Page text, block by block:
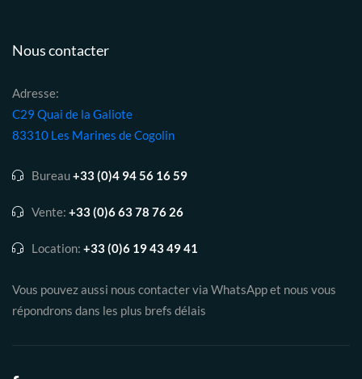
Nous contacter
Adresse:
C29 Quai de la Galiote
83310 Les Marines de Cogolin
Bureau+33 (0)4 94 56 16 59
Vente: +33 (0)6 63 78 76 26
Location: +33 (0)6 19 43 49 41
Vous pouvez aussi nous contacter via WhatsApp et nous vous
répondrons dans les plus brefs délais